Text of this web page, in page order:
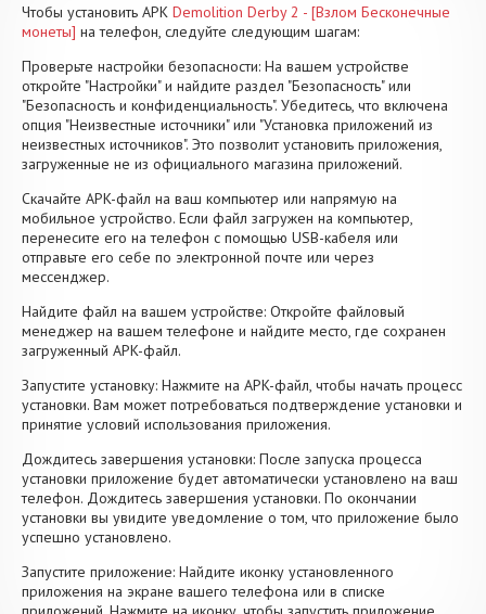
Чтобы установить APK Demolition Derby 2 - [Взлом Бесконечные
монеты] на телефон, следуйте следующим шагам:
Проверьте настройки безопасности: На вашем устройстве
откройте "Настройки" и найдите раздел "Безопасность" или
"Безопасность и конфиденциальность". Убедитесь, что включена
опция "Неизвестные источники" или "Установка приложений из
неизвестных источников". Это позволит установить приложения,
загруженные не из официального магазина приложений.
Скачайте APK-файл на ваш компьютер или напрямую на
мобильное устройство. Если файл загружен на компьютер,
перенесите его на телефон с помощью USB-кабеля или
отправьте его себе по электронной почте или через
мессенджер.
Найдите файл на вашем устройстве: Откройте файловый
менеджер на вашем телефоне и найдите место, где сохранен
загруженный APK-файл.
Запустите установку: Нажмите на APK-файл, чтобы начать процесс
установки. Вам может потребоваться подтверждение установки и
принятие условий использования приложения.
Дождитесь завершения установки: После запуска процесса
установки приложение будет автоматически установлено на ваш
телефон. Дождитесь завершения установки. По окончании
установки вы увидите уведомление о том, что приложение было
успешно установлено.
Запустите приложение: Найдите иконку установленного
приложения на экране вашего телефона или в списке